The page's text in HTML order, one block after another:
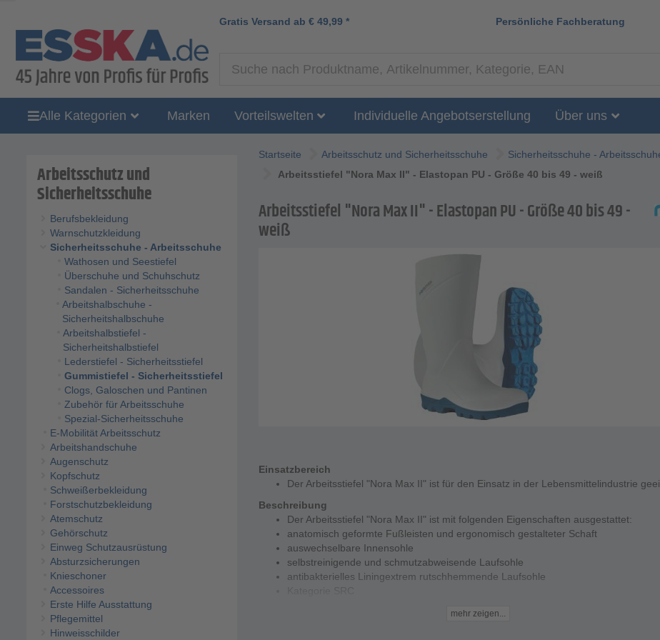
Gratis Versand ab € 49,99 * Persönliche Fachberatung
Alle Kategorien Marken Vorteilswelten Individuelle Angebotserstellung Über uns
Arbeitsschutz und
Sicherheitsschuhe
Berufsbekleidung
Warnschutzkleidung
Sicherheitsschuhe - Arbeitsschuhe
Wathosen und Seestiefel
Überschuhe und Schuhschutz
Sandalen - Sicherheitsschuhe
Arbeitshalbschuhe -
Sicherheitshalbschuhe
Arbeitshalbstiefel -
Sicherheitshalbstiefel
Lederstiefel - Sicherheitsstiefel
Gummistiefel - Sicherheitsstiefel
Clogs, Galoschen und Pantinen
Zubehör für Arbeitsschuhe
Spezial-Sicherheitsschuhe
E-Mobilität Arbeitsschutz
Arbeitshandschuhe
Augenschutz
Kopfschutz
Schweißerbekleidung
Forstschutzbekleidung
Atemschutz
Gehörschutz
Einweg Schutzausrüstung
Absturzsicherungen
Knieschoner
Accessoires
Erste Hilfe Ausstattung
Pflegemittel
Hinweisschilder
Startseite Arbeitsschutz und Sicherheitsschuhe Sicherheitsschuhe -
Arbeitsstiefel "Nora Max II" - Elastopan PU - Größe 40 bis 49 - weiß
Arbeitsstiefel "Nora Max II" - Elastopan PU - Größe 40 bis 49 -
weiß
Einsatzbereich
Der Arbeitsstiefel "Nora Max II" ist für den Einsatz in der Lebensmittelindustrie
Beschreibung
Der Arbeitsstiefel "Nora Max II" ist mit folgenden Eigenschaften ausgestattet:
anatomisch geformte Fußleisten und ergonomisch gestalteter Schaft
auswechselbare Innensohle
selbstreinigende und schmutzabweisende Laufsohle
antibakterielles Liningextrem rutschhemmende Laufsohle
hohe Beständigkeit gegen Benzin, Öle, tierische Öle und Fette, Laugen, Säuren
mehr zeigen...